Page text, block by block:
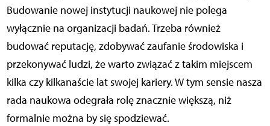
Budowanie nowej instytucji naukowej nie polega
wyłącznie na organizacji badań. Trzeba również
budować reputację, zdobywać zaufanie środowiska i
przekonywać ludzi, że warto związać z takim miejscem
kilka czy kilkanaście lat swojej kariery. W tym sensie nasza
rada naukowa odegrała rolę znacznie większą, niż
formalnie można by się spodziewać.